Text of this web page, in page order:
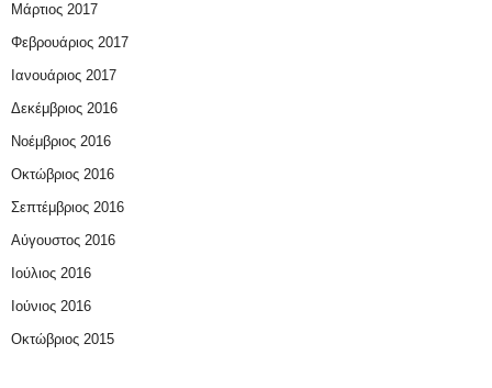
Μάρτιος 2017
Φεβρουάριος 2017
Ιανουάριος 2017
Δεκέμβριος 2016
Νοέμβριος 2016
Οκτώβριος 2016
Σεπτέμβριος 2016
Αύγουστος 2016
Ιούλιος 2016
Ιούνιος 2016
Οκτώβριος 2015